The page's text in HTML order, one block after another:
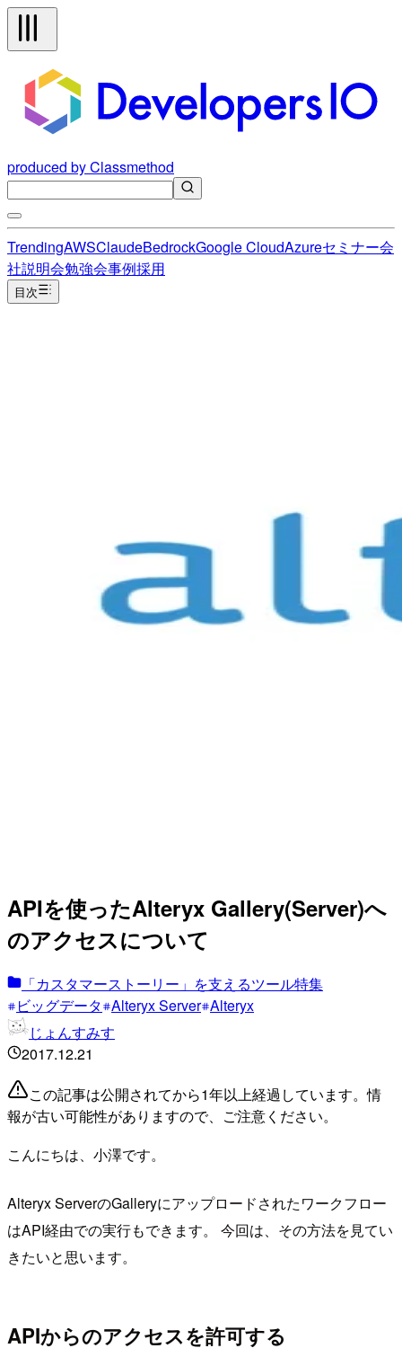
produced by Classmethod
TrendingAWSClaudeBedrockGoogle CloudAzureセミナー会
社説明会勉強会事例採用
目次
APIを使ったAlteryx Gallery(Server)へ
のアクセスについて
「カスタマーストーリー」を支えるツール特集
ビッグデータ Alteryx Server Alteryx
じょんすみす
2017.12.21
この記事は公開されてから1年以上経過しています。情
報が古い可能性がありますので、ご注意ください。
こんにちは、小澤です。
Alteryx ServerのGalleryにアップロードされたワークフロー
はAPI経由での実行もできます。 今回は、その方法を見てい
きたいと思います。
APIからのアクセスを許可する